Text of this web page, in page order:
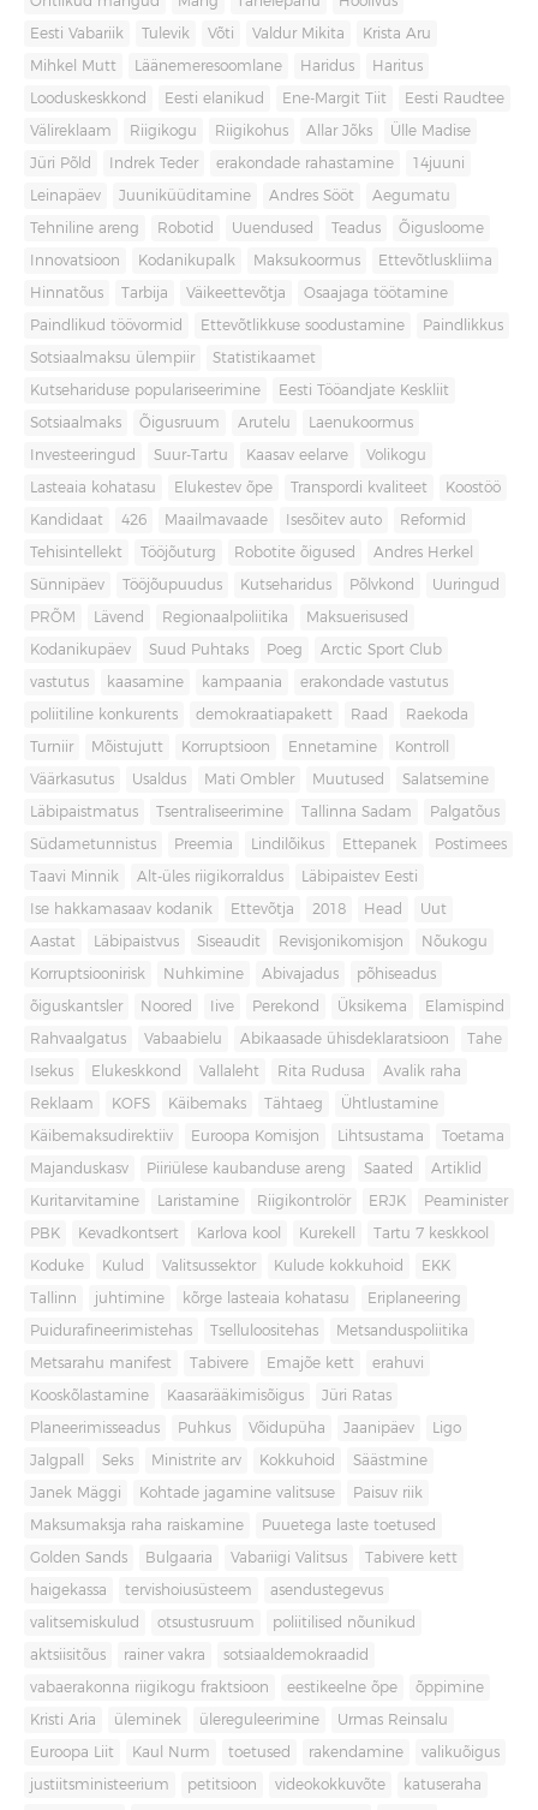
Eesti Vabariik Tulevik Võti Valdur Mikita Krista Aru
Mihkel Mutt Läänemeresoomlane Haridus Haritus
Looduskeskkond Eesti elanikud Ene-Margit Tiit Eesti Raudtee
Välireklaam Riigikogu Riigikohus Allar Jõks Ülle Madise
Jüri Põld Indrek Teder erakondade rahastamine 14juuni
Leinapäev Juuniküüditamine Andres Sööt Aegumatu
Tehniline areng Robotid Uuendused Teadus Õigusloome
Innovatsioon Kodanikupalk Maksukoormus Ettevõtluskliima
Hinnatõus Tarbija Väikeettevõtja Osaajaga töötamine
Paindlikud töövormid Ettevõtlikkuse soodustamine Paindlikkus
Sotsiaalmaksu ülempiir Statistikaamet
Kutsehariduse populariseerimine Eesti Tööandjate Keskliit
Sotsiaalmaks Õigusruum Arutelu Laenukoormus
Investeeringud Suur-Tartu Kaasav eelarve Volikogu
Lasteaia kohatasu Elukestev õpe Transpordi kvaliteet Koostöö
Kandidaat 426 Maailmavaade Isesõitev auto Reformid
Tehisintellekt Tööjõuturg Robotite õigused Andres Herkel
Sünnipäev Tööjõupuudus Kutseharidus Põlvkond Uuringud
PRÕM Lävend Regionaalpoliitika Maksuerisused
Kodanikupäev Suud Puhtaks Poeg Arctic Sport Club
vastutus kaasamine kampaania erakondade vastutus
poliitiline konkurents demokraatiapakett Raad Raekoda
Turniir Mõistujutt Korruptsioon Ennetamine Kontroll
Väärkasutus Usaldus Mati Ombler Muutused Salatsemine
Läbipaistmatus Tsentraliseerimine Tallinna Sadam Palgatõus
Südametunnistus Preemia Lindilõikus Ettepanek Postimees
Taavi Minnik Alt-üles riigikorraldus Läbipaistev Eesti
Ise hakkamasaav kodanik Ettevõtja 2018 Head Uut
Aastat Läbipaistvus Siseaudit Revisjonikomisjon Nõukogu
Korruptsioonirisk Nuhkimine Abivajadus põhiseadus
õiguskantsler Noored Iive Perekond Üksikema Elamispind
Rahvaalgatus Vabaabielu Abikaasade ühisdeklaratsioon Tahe
Isekus Elukeskkond Vallaleht Rita Rudusa Avalik raha
Reklaam KOFS Käibemaks Tähtaeg Ühtlustamine
Käibemaksudirektiiv Euroopa Komisjon Lihtsustama Toetama
Majanduskasv Piiriülese kaubanduse areng Saated Artiklid
Kuritarvitamine Laristamine Riigikontrolör ERJK Peaminister
PBK Kevadkontsert Karlova kool Kurekell Tartu 7 keskkool
Koduke Kulud Valitsussektor Kulude kokkuhoid EKK
Tallinn juhtimine kõrge lasteaia kohatasu Eriplaneering
Puidurafineerimistehas Tselluloositehas Metsanduspoliitika
Metsarahu manifest Tabivere Emajõe kett erahuvi
Kooskõlastamine Kaasarääkimisõigus Jüri Ratas
Planeerimisseadus Puhkus Võidupüha Jaanipäev Ligo
Jalgpall Seks Ministrite arv Kokkuhoid Säästmine
Janek Mäggi Kohtade jagamine valitsuse Paisuv riik
Maksumaksja raha raiskamine Puuetega laste toetused
Golden Sands Bulgaaria Vabariigi Valitsus Tabivere kett
haigekassa tervishoiusüsteem asendustegevus
valitsemiskulud otsustusruum poliitilised nõunikud
aktsiisitõus rainer vakra sotsiaaldemokraadid
vabaerakonna riigikogu fraktsioon eestikeelne õpe õppimine
Kristi Aria üleminek ülereguleerimine Urmas Reinsalu
Euroopa Liit Kaul Nurm toetused rakendamine valikuõigus
justiitsministeerium petitsioon videokokkuvõte katuseraha